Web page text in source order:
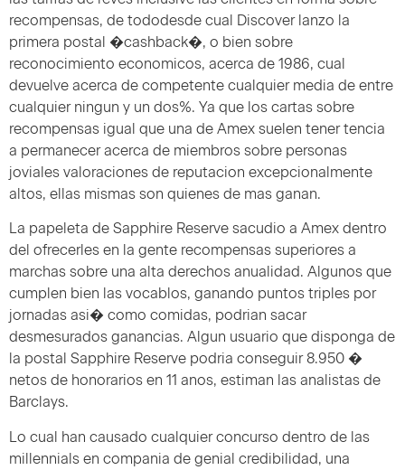
recompensas, de tododesde cual Discover lanzo la
primera postal �cashback�, o bien sobre
reconocimiento economicos, acerca de 1986, cual
devuelve acerca de competente cualquier media de entre
cualquier ningun y un dos%. Ya que los cartas sobre
recompensas igual que una de Amex suelen tener tencia
a permanecer acerca de miembros sobre personas
joviales valoraciones de reputacion excepcionalmente
altos, ellas mismas son quienes de mas ganan.
La papeleta de Sapphire Reserve sacudio a Amex dentro
del ofrecerles en la gente recompensas superiores a
marchas sobre una alta derechos anualidad. Algunos que
cumplen bien las vocablos, ganando puntos triples por
jornadas asi� como comidas, podrian sacar
desmesurados ganancias. Algun usuario que disponga de
la postal Sapphire Reserve podria conseguir 8.950 �
netos de honorarios en 11 anos, estiman las analistas de
Barclays.
Lo cual han causado cualquier concurso dentro de las
millennials en compania de genial credibilidad, una